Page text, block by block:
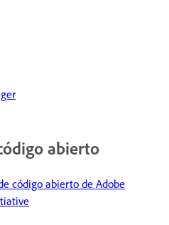
abierto
código abierto de Adobe